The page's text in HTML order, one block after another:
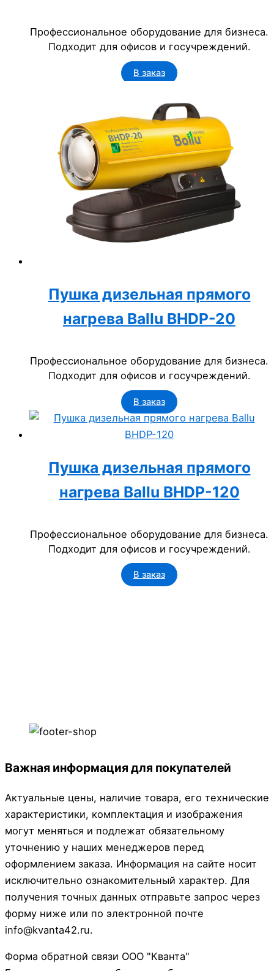
Профессиональное оборудование для бизнеса.
Подходит для офисов и госучреждений.
В заказ
Пушка дизельная прямого
нагрева Ballu BHDP-20
Профессиональное оборудование для бизнеса.
Подходит для офисов и госучреждений.
В заказ
Пушка дизельная прямого
нагрева Ballu BHDP-120
Профессиональное оборудование для бизнеса.
Подходит для офисов и госучреждений.
В заказ
Важная информация для покупателей
Актуальные цены, наличие товара, его технические
характеристики, комплектация и изображения
могут меняться и подлежат обязательному
уточнению у наших менеджеров перед
оформлением заказа. Информация на сайте носит
исключительно ознакомительный характер. Для
получения точных данных отправьте запрос через
форму ниже или по электронной почте
info@kvanta42.ru.
Форма обратной связи ООО "Кванта"